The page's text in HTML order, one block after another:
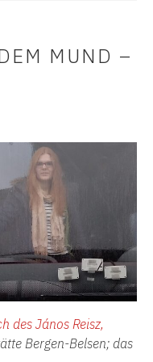
MUND –
des János Reisz,
Bergen-Belsen; das